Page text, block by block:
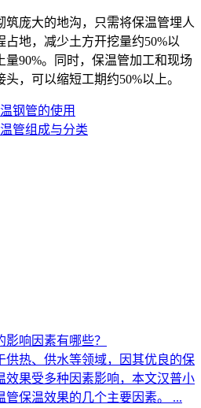
庞大的地沟，只需将保温管埋人
地，减少土方开挖量约50%以
量90%。同时，保温管加工和现场
，可以缩短工期约50%以上。
钢管的使用
管组成与分类
响因素有哪些？
供热、供水等领域，因其优良的保
效果受多种因素影响，本文汉普小
保温效果的几个主要因素。 ...